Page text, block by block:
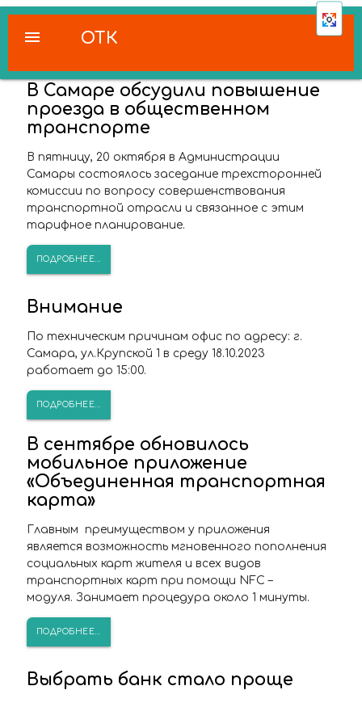
ОТК
menu
В Самаре обсудили повышение
проезда в общественном
транспорте
В пятницу, 20 октября в Администрации
Самары состоялось заседание трехсторонней
комиссии по вопросу совершенствования
транспортной отрасли и связанное с этим
тарифное планирование.
ПОДРОБНЕЕ...
Внимание
По техническим причинам офис по адресу: г.
Самара, ул.Крупской 1 в среду 18.10.2023
работает до 15:00.
ПОДРОБНЕЕ...
В сентябре обновилось
мобильное приложение
«Объединенная транспортная
карта»
Главным преимуществом у приложения
является возможность мгновенного пополнения
социальных карт жителя и всех видов
транспортных карт при помощи NFC –
модуля. Занимает процедура около 1 минуты.
ПОДРОБНЕЕ...
Выбрать банк стало проще